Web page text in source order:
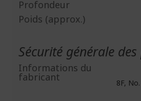
Profondeur
Poids (approx.)
Sécurité générale
Informations du
fabricant
8F,